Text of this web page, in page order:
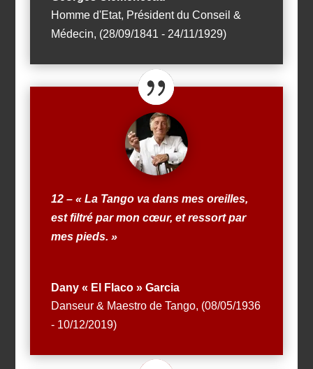
Homme d'Etat, Président du Conseil &
Médecin, (28/09/1841 - 24/11/1929)
12 – « La Tango va dans mes oreilles,
est filtré par mon cœur, et ressort par
mes pieds. »
Dany « El Flaco » Garcia
Danseur & Maestro de Tango, (08/05/1936
- 10/12/2019)